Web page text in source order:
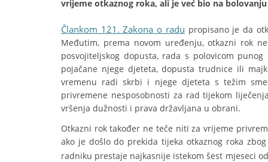
vrijeme otkaznog roka, ali je već bio na
Člankom 121. Zakona o radu propisano je da
Međutim, prema novom uređenju, otkazni rok
posvojiteljskog dopusta, rada s polovicom
pojačane njege djeteta, dopusta trudnice ili
vremenu radi skrbi i njege djeteta s težim
privremene nesposobnosti za rad tijekom
vršenja dužnosti i prava državljana u obrani.
Otkazni rok također ne teče niti za vrijeme
ako je došlo do prekida tijeka otkaznog roka
radniku prestaje najkasnije istekom šest mjeseci